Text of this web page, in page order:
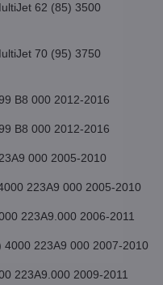
62 (85) 3500
70 (95) 3750
B8 000 2012-2016
B8 000 2012-2016
000 2005-2010
223A9 000 2005-2010
223A9.000 2006-2011
223A9 000 2007-2010
223A9.000 2009-2011